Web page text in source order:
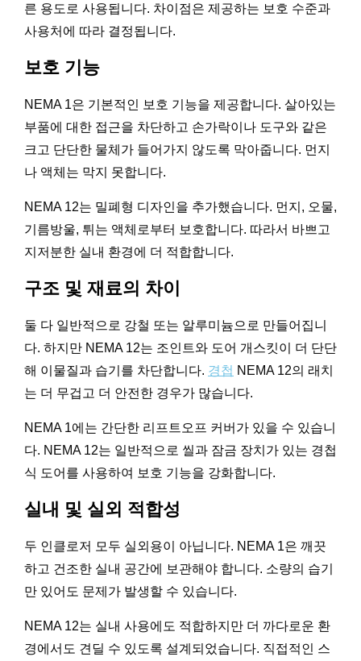
른 용도로 사용됩니다. 차이점은 제공하는 보호 수준과
사용처에 따라 결정됩니다.
보호 기능
NEMA 1은 기본적인 보호 기능을 제공합니다. 살아있는
부품에 대한 접근을 차단하고 손가락이나 도구와 같은
크고 단단한 물체가 들어가지 않도록 막아줍니다. 먼지
나 액체는 막지 못합니다.
NEMA 12는 밀폐형 디자인을 추가했습니다. 먼지, 오물,
기름방울, 튀는 액체로부터 보호합니다. 따라서 바쁘고
지저분한 실내 환경에 더 적합합니다.
구조 및 재료의 차이
둘 다 일반적으로 강철 또는 알루미늄으로 만들어집니
다. 하지만 NEMA 12는 조인트와 도어 개스킷이 더 단단
해 이물질과 습기를 차단합니다. 경첩 NEMA 12의 래치
는 더 무겁고 더 안전한 경우가 많습니다.
NEMA 1에는 간단한 리프트오프 커버가 있을 수 있습니
다. NEMA 12는 일반적으로 씰과 잠금 장치가 있는 경첩
식 도어를 사용하여 보호 기능을 강화합니다.
실내 및 실외 적합성
두 인클로저 모두 실외용이 아닙니다. NEMA 1은 깨끗
하고 건조한 실내 공간에 보관해야 합니다. 소량의 습기
만 있어도 문제가 발생할 수 있습니다.
NEMA 12는 실내 사용에도 적합하지만 더 까다로운 환
경에서도 견딜 수 있도록 설계되었습니다. 직접적인 스